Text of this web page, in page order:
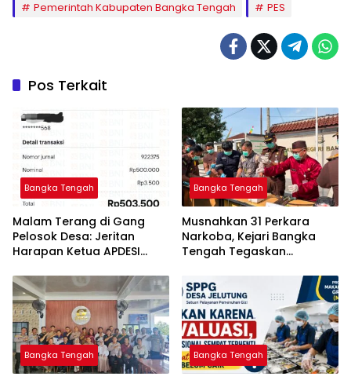
Pemerintah Kabupaten Bangka Tengah
PES
Pos Terkait
Bangka Tengah
Malam Terang di Gang
Pelosok Desa: Jeritan
Harapan Ketua APDESI
Babel
Bangka Tengah
Musnahkan 31 Perkara
Narkoba, Kejari Bangka
Tengah Tegaskan
Kejahatan Hingga Tuntas
Bangka Tengah Bangka Tengah